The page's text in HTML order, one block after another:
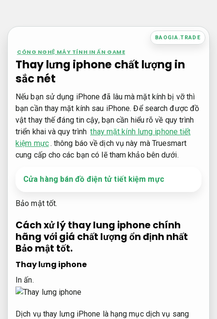
nội
BAOGIA.TRADE
CÔNG NGHỆ MÁY TÍNH IN ẤN GAME
Thay lưng iphone chất lượng in
sắc nét
Nếu bạn sử dụng iPhone đã lâu mà mặt kính bị vỡ thì
bạn cần thay mặt kính sau iPhone. Để search được đồ
vật thay thế đáng tin cậy, bạn cần hiểu rõ về quy trình
triển khai và quy trình thay mặt kính lưng iphone tiết
kiệm mực . thông báo về dịch vụ này mà Truesmart
cung cấp cho các bạn có lẽ tham khảo bên dưới.
Cửa hàng bán đồ điện tử tiết kiệm mực
Bảo mật tốt.
Cách xử lý thay lung iphone chính
hãng với giá chất lượng ổn định nhất
Bảo mật tốt.
Thay lưng iphone
In ấn.
Dịch vụ thay lưng iPhone là hạng mục dịch vụ sang